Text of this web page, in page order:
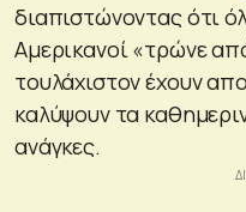
διαπιστώνοντας ότι
Αμερικανοί «τρώνε
τουλάχιστον έχουν
καλύψουν τα
ανάγκες.